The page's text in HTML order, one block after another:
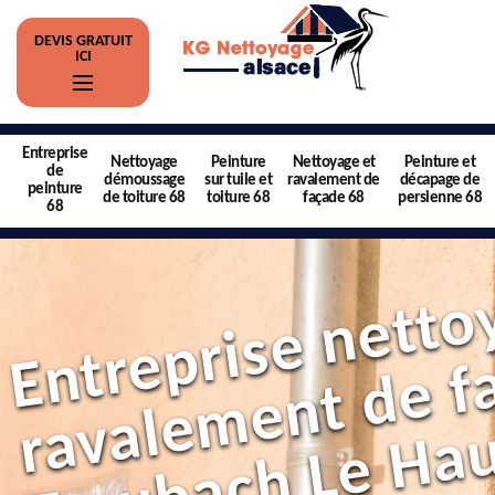
DEVIS GRATUIT
ICI
Entreprise
de
peinture
68
Nettoyage
démoussage
de toiture 68
Peinture
sur tuile et
toiture 68
Nettoyage et
ravalement de
façade 68
Peinture et
décapage de
persienne 68